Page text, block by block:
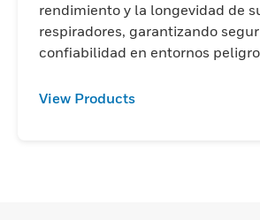
rendimiento y la longevidad de
respiradores, garantizando
confiabilidad en entornos
View Products